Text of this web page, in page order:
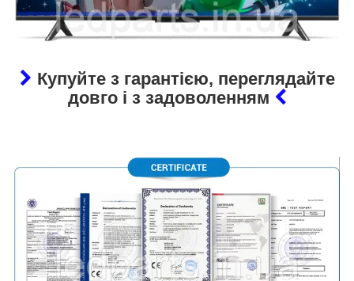
Купуйте з гарантією, переглядайте
довго і з задоволенням